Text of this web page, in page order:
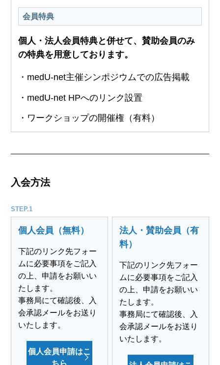
会員特典
個人・法人会員特典と併せて、賛助会員のみ
の特典を用意しております。
・medU-net主催シンポジウムでの広告掲載
・medU-net HPへのリンク設置
・ワークショップの開催権（有料）
入会方法
STEP.1
個人会員（無料）
下記のリンク先フォー
ムに必要事項をご記入
の上、申請をお願いい
たします。
事務局にて確認後、入
会承認メールをお送り
いたします。
個人会員申請はこ
ちら
法人・賛助会員（有
料）
下記のリンク先フォー
ムに必要事項をご記入
の上、申請をお願いい
たします。
事務局にて確認後、入
会承認メールをお送り
いたします。